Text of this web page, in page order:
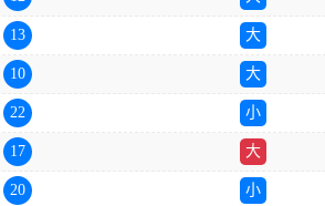
13 大
10 大
22 小
17 大
20 小